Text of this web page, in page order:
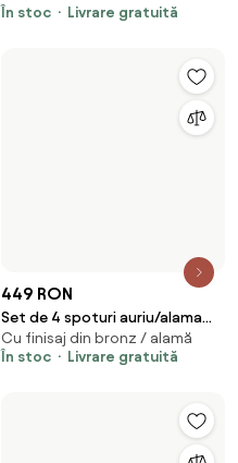
135 RON
Spot modern de baie alb cu 2
lumini IP44 - Ducha
Aplicat, orientabil, în stil modern